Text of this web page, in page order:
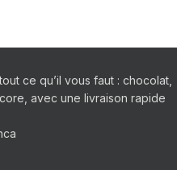
ce qu’il vous faut : chocolat,
avec une livraison rapide